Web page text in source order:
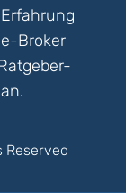
Broker
Reserved